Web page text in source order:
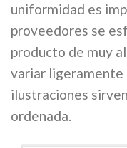
uniformidad es
proveedores se
producto de muy
variar ligeramente
ilustraciones
ordenada.